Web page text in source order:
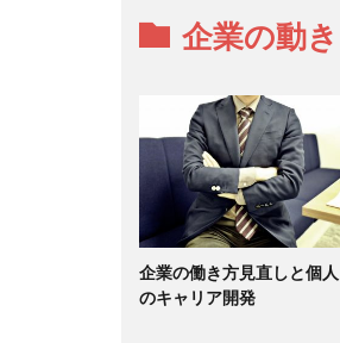
企業の動
企業の働き方見直しと個人
のキャリア開発